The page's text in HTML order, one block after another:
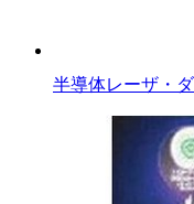
半導体レーザ・